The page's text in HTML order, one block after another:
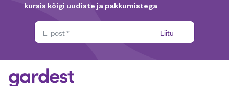
kursis kõigi uudiste ja pakkumistega
Liitu